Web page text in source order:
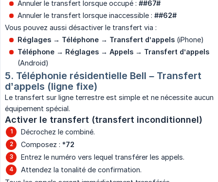
Annuler le transfert lorsque occupé : ##67#
Annuler le transfert lorsque inaccessible : ##62#
Vous pouvez aussi désactiver le transfert via :
Réglages → Téléphone → Transfert d’appels (iPhone)
Téléphone → Réglages → Appels → Transfert d’appels
(Android)
5. Téléphonie résidentielle Bell – Transfert
d’appels (ligne fixe)
Le transfert sur ligne terrestre est simple et ne nécessite aucun
équipement spécial.
Activer le transfert (transfert inconditionnel)
Décrochez le combiné.
Composez : *72
Entrez le numéro vers lequel transférer les appels.
Attendez la tonalité de confirmation.